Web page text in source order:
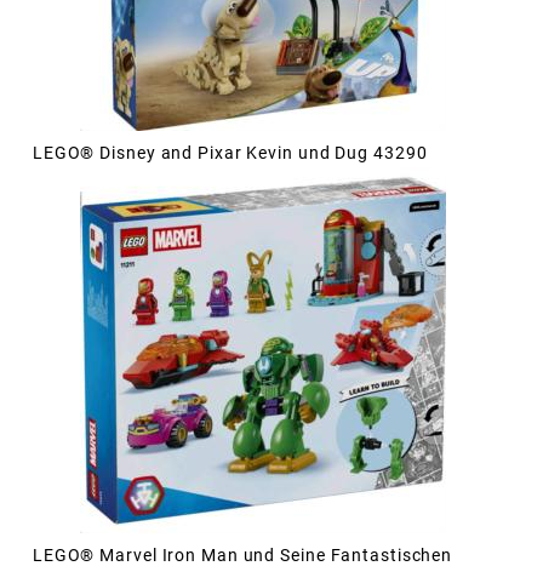
LEGO® Disney and Pixar Kevin und Dug 43290
LEGO® Marvel Iron Man und Seine Fantastischen